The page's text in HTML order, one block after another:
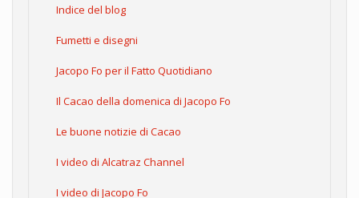
Indice del blog
Fumetti e disegni
Jacopo Fo per il Fatto Quotidiano
Il Cacao della domenica di Jacopo Fo
Le buone notizie di Cacao
I video di Alcatraz Channel
I video di Jacopo Fo